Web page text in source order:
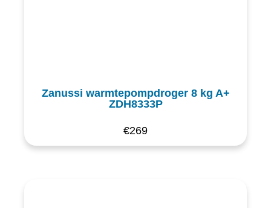
Zanussi warmtepompdroger 8 kg A+
ZDH8333P
€269